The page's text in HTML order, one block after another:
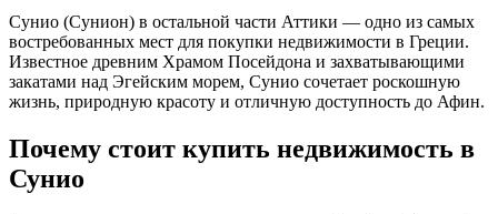
Сунио (Сунион) в остальной части Аттики — одно из самых
востребованных мест для покупки недвижимости в Греции.
Известное древним Храмом Посейдона и захватывающими
закатами над Эгейским морем, Сунио сочетает роскошную
жизнь, природную красоту и отличную доступность до Афин.
Почему стоит купить недвижимость в
Сунио